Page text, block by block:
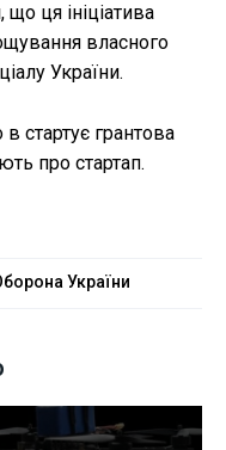
що ця ініціатива
власного
України.
стартує грантова
про стартап.
України